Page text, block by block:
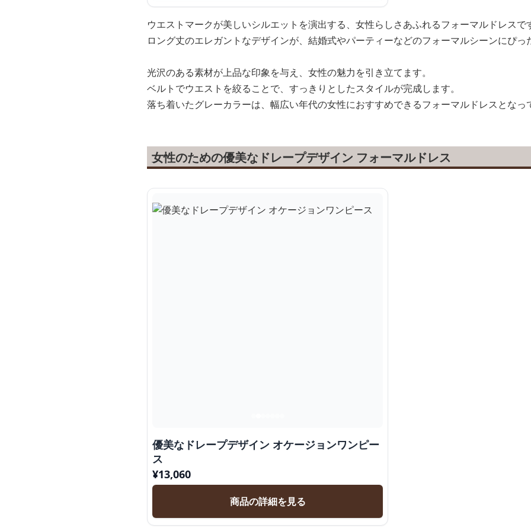
ウエストマークが美しいシルエットを演出する、女性らしさあふれるフォーマルドレスで
ロング丈のエレガントなデザインが、結婚式やパーティーなどのフォーマルシーンにぴっ
光沢のある素材が上品な印象を与え、女性の魅力を引き立てます。
ベルトでウエストを絞ることで、すっきりとしたスタイルが完成します。
落ち着いたグレーカラーは、幅広い年代の女性におすすめできるフォーマルドレスとなっ
女性のための優美なドレープデザイン フォーマルドレス
優美なドレープデザイン オケージョンワンピー
ス
¥13,060
商品の詳細を見る